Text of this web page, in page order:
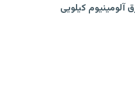
آلومینیوم کیلویی